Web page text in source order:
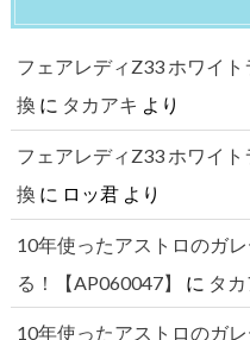
フェアレディZ33 ホワイ
換 に タカアキ より
フェアレディZ33 ホワイ
換 に ロッ君より
10年使ったアストロのガ
る！【AP060047】
に タ
10年使ったアストロのガ